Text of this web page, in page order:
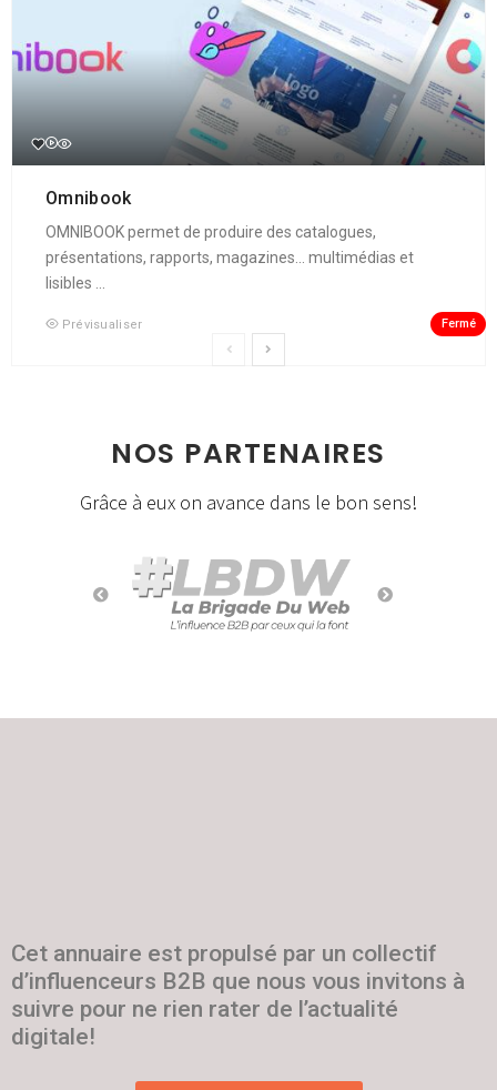
Omnibook
OMNIBOOK permet de produire des catalogues,
présentations, rapports, magazines... multimédias et
lisibles ...
Prévisualiser Fermé
NOS PARTENAIRES
Grâce à eux on avance dans le bon sens!
Cet annuaire est propulsé par un collectif
d’influenceurs B2B que nous vous invitons à
suivre pour ne rien rater de l’actualité
digitale!